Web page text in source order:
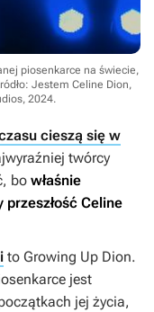
piosenkarce na świecie,
Jestem Celine Dion,
2024.
cieszą się w
twórcy
bo właśnie
Celine
to Growing Up Dion.
jest
jej życia,